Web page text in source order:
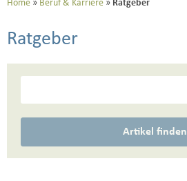
Home Beruf & Karriere Ratgeber
Ratgeber
Artikel finden